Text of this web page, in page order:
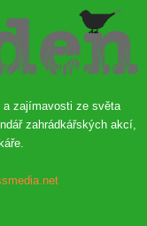
a zajímavosti ze světa
zahrádkářských akcí,